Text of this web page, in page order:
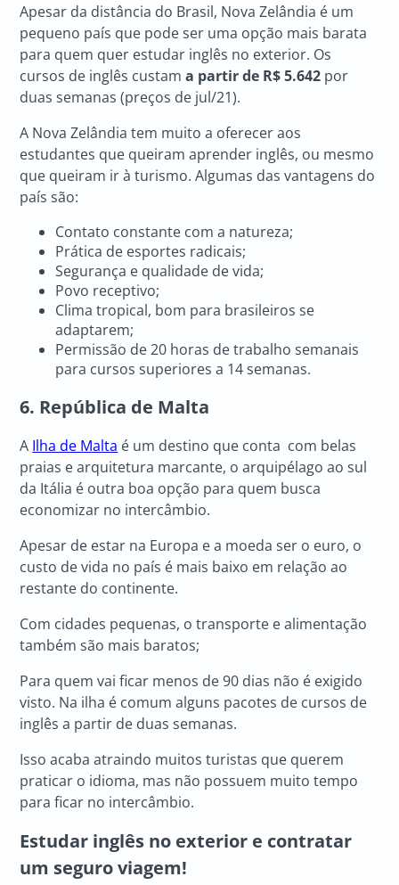
Apesar da distância do Brasil, Nova Zelândia é um
pequeno país que pode ser uma opção mais barata
para quem quer estudar inglês no exterior. Os
cursos de inglês custama partir de R$ 5.642 por
duas semanas (preços de jul/21).
A Nova Zelândia tem muito a oferecer aos
estudantes que queiram aprender inglês, ou mesmo
que queiram ir à turismo. Algumas das vantagens do
país são:
Contato constante com a natureza;
Prática de esportes radicais;
Segurança e qualidade de vida;
Povo receptivo;
Clima tropical, bom para brasileiros se
adaptarem;
Permissão de 20 horas de trabalho semanais
para cursos superiores a 14 semanas.
6. República de Malta
A Ilha de Malta é um destino que conta com belas
praias e arquitetura marcante, o arquipélago ao sul
da Itália é outra boa opção para quem busca
economizar no intercâmbio.
Apesar de estar na Europa e a moeda ser o euro, o
custo de vida no país é mais baixo em relação ao
restante do continente.
Com cidades pequenas, o transporte e alimentação
também são mais baratos;
Para quem vai ficar menos de 90 dias não é exigido
visto. Na ilha é comum alguns pacotes de cursos de
inglês a partir de duas semanas.
Isso acaba atraindo muitos turistas que querem
praticar o idioma, mas não possuem muito tempo
para ficar no intercâmbio.
Estudar inglês no exterior e contratar
um seguro viagem!